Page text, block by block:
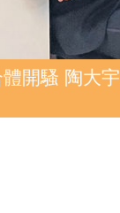
開騷 陶大